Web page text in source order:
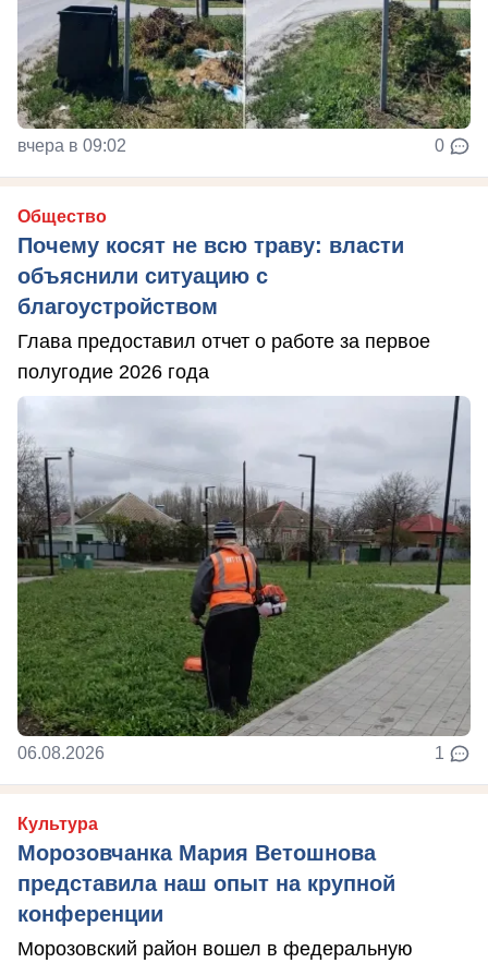
вчера в 09:02 0
Общество
Почему косят не всю траву: власти
объяснили ситуацию с
благоустройством
Глава предоставил отчет о работе за первое
полугодие 2026 года
06.08.2026 1
Культура
Морозовчанка Мария Ветошнова
представила наш опыт на крупной
конференции
Морозовский район вошел в федеральную